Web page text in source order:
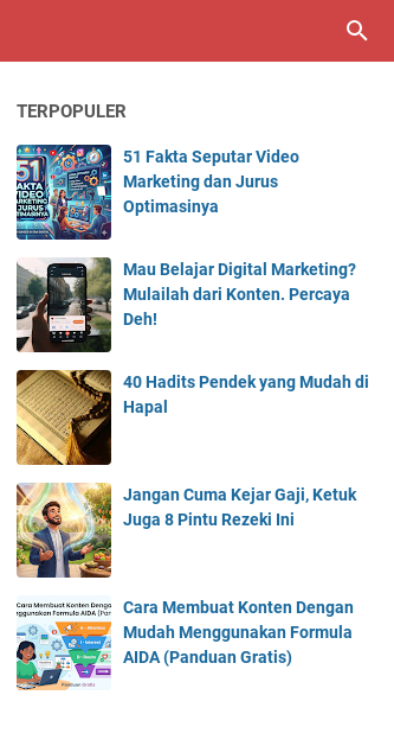
TERPOPULER
51 Fakta Seputar Video
Marketing dan Jurus
Optimasinya
Mau Belajar Digital Marketing?
Mulailah dari Konten. Percaya
Deh!
40 Hadits Pendek yang Mudah di
Hapal
Jangan Cuma Kejar Gaji, Ketuk
Juga 8 Pintu Rezeki Ini
Cara Membuat Konten Dengan
Mudah Menggunakan Formula
AIDA (Panduan Gratis)